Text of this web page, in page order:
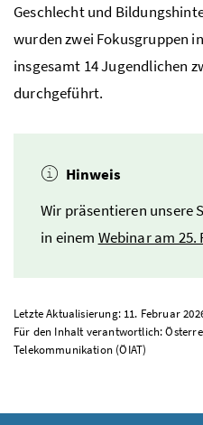
Geschlecht und
wurden zwei Fokusgruppen
insgesamt 14 Jugendlichen
durchgeführt.
Hinweis
Wir präsentieren unsere
in einem Webinar am 25.
Letzte Aktualisierung: 11. Februar
Für den Inhalt verantwortlich:
Telekommunikation (ÖIAT)